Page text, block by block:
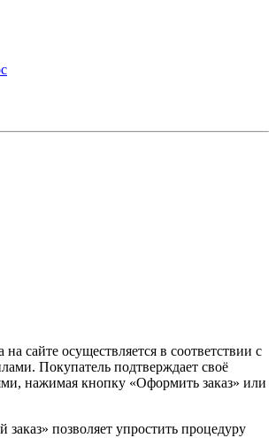
сайте осуществляется в соответствии с
Покупатель подтверждает своё
нажимая кнопку «Оформить заказ» или
позволяет упростить процедуру